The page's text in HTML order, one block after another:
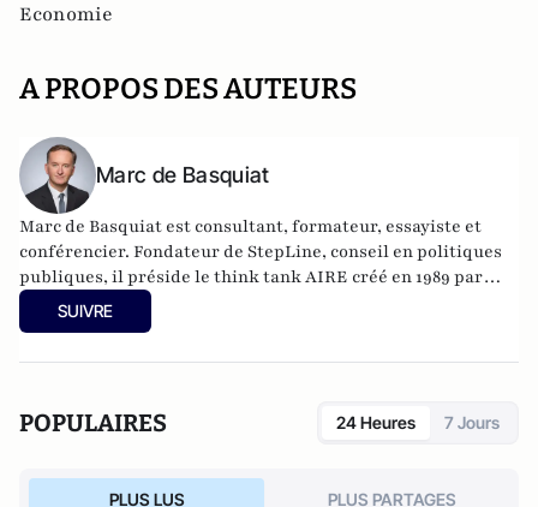
Economie
A PROPOS DES AUTEURS
Marc de Basquiat
Marc de Basquiat est consultant, formateur, essayiste et
conférencier. Fondateur de StepLine, conseil en politiques
publiques, il préside le think tank AIRE créé en 1989 par
Henri Guitton
et intervient comme expert GenerationLibre.
Il est diplômé de Centrale-Supélec, d'ESCP Europe et
SUIVRE
POPULAIRES 24 Heures 7 Jours
PLUS LUS PLUS PARTAGES